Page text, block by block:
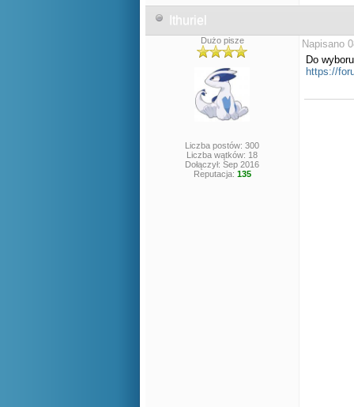
Ithuriel
Dużo pisze
Liczba postów: 300
Liczba wątków: 18
Dołączył: Sep 2016
Reputacja: 135
Napisano
Do
https://